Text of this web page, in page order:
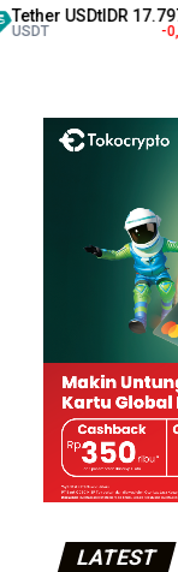
IDR 17.797,00
LATEST